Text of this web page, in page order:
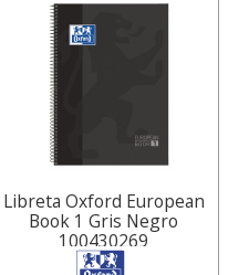
Libreta Oxford European
Book 1 Gris Negro
100430269